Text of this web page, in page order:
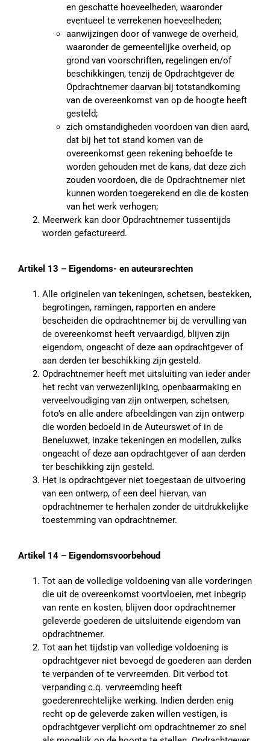
en geschatte hoeveelheden, waaronder
eventueel te verrekenen hoeveelheden;
aanwijzingen door of vanwege de overheid,
waaronder de gemeentelijke overheid, op
grond van voorschriften, regelingen en/of
beschikkingen, tenzij de Opdrachtgever de
Opdrachtnemer daarvan bij totstandkoming
van de overeenkomst van op de hoogte heeft
gesteld;
zich omstandigheden voordoen van dien aard,
dat bij het tot stand komen van de
overeenkomst geen rekening behoefde te
worden gehouden met de kans, dat deze zich
zouden voordoen, die de Opdrachtnemer niet
kunnen worden toegerekend en die de kosten
van het werk verhogen;
Meerwerk kan door Opdrachtnemer tussentijds
worden gefactureerd.
Artikel 13 – Eigendoms- en auteursrechten
Alle originelen van tekeningen, schetsen, bestekken,
begrotingen, ramingen, rapporten en andere
bescheiden die opdrachtnemer bij de vervulling van
de overeenkomst heeft vervaardigd, blijven zijn
eigendom, ongeacht of deze aan opdrachtgever of
aan derden ter beschikking zijn gesteld.
Opdrachtnemer heeft met uitsluiting van ieder ander
het recht van verwezenlijking, openbaarmaking en
verveelvoudiging van zijn ontwerpen, schetsen,
foto’s en alle andere afbeeldingen van zijn ontwerp
die worden bedoeld in de Auteurswet of in de
Beneluxwet, inzake tekeningen en modellen, zulks
ongeacht of deze aan opdrachtgever of aan derden
ter beschikking zijn gesteld.
Het is opdrachtgever niet toegestaan de uitvoering
van een ontwerp, of een deel hiervan, van
opdrachtnemer te herhalen zonder de uitdrukkelijke
toestemming van opdrachtnemer.
Artikel 14 – Eigendomsvoorbehoud
Tot aan de volledige voldoening van alle vorderingen
die uit de overeenkomst voortvloeien, met inbegrip
van rente en kosten, blijven door opdrachtnemer
geleverde goederen de uitsluitende eigendom van
opdrachtnemer.
Tot aan het tijdstip van volledige voldoening is
opdrachtgever niet bevoegd de goederen aan derden
te verpanden of te vervreemden. Dit verbod tot
verpanding c.q. vervreemding heeft
goederenrechtelijke werking. Indien derden enig
recht op de geleverde zaken willen vestigen, is
opdrachtgever verplicht om opdrachtnemer zo snel